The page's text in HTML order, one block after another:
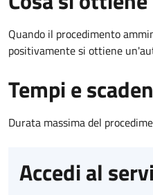
Quando il procedimento
positivamente si ottiene
Tempi e
Durata massima del
Accedi al